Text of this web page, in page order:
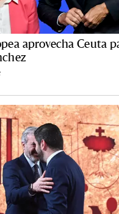
aprovecha Ceuta